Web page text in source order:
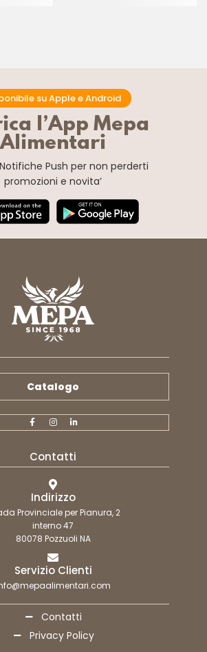
su Apple e Android
l’App Mepa
Alimentari
Push per non perderti
promozioni e novita’
Catalogo
Contatti
Indirizzo
Provinciale per Pianura, 2
interno 47
80078 Pozzuoli NA
Servizio Clienti
Contatti
Privacy Policy